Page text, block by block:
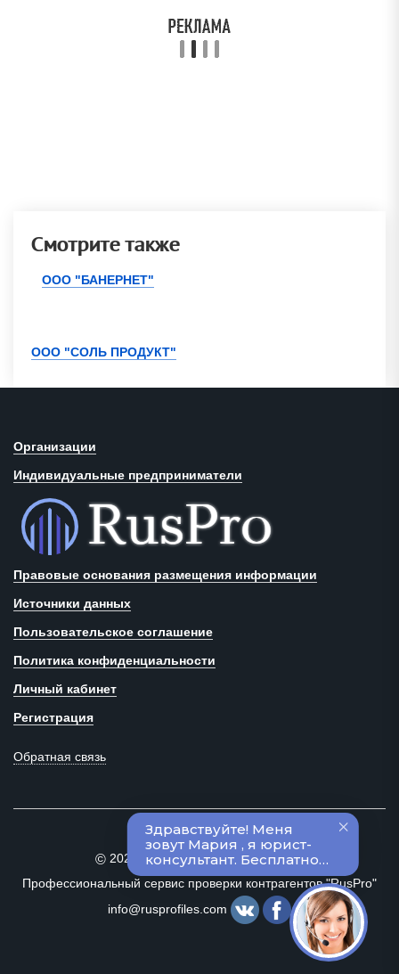
Смотрите также
ООО "БАНЕРНЕТ"
ООО "СОЛЬ ПРОДУКТ"
Организации
Индивидуальные предприниматели
Правовые основания размещения информации
Источники данных
Пользовательское соглашение
Политика конфиденциальности
Личный кабинет
Регистрация
Обратная связь
©2020–2024 Все права защищены
Профессиональный сервис проверки контрагентов "RusPro"
info@rusprofiles.com